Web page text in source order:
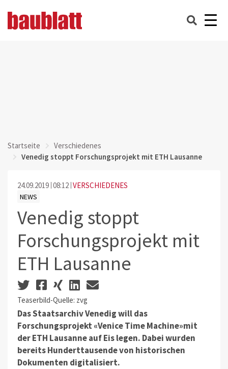
Startseite
Verschiedenes
Venedig stoppt Forschungsprojekt mit ETH Lausanne
24.09.2019 08:12 VERSCHIEDENES
NEWS
Venedig stoppt
Forschungsprojekt mit
ETH Lausanne
Teaserbild-Quelle: zvg
Das Staatsarchiv Venedig will das
Forschungsprojekt «Venice Time Machine»mit
der ETH Lausanne auf Eis legen. Dabei wurden
bereits Hunderttausende von historischen
Dokumenten digitalisiert.